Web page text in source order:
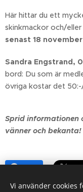
Här hittar du ett
skinkmackor och/eller
senast 18
Sandra Engstrand,
bord: Du som är
övriga kostar det
Sprid informationen
vänner och bekanta!
Share
Vi använder cookies